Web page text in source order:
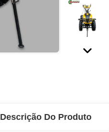
Descrição Do Produto